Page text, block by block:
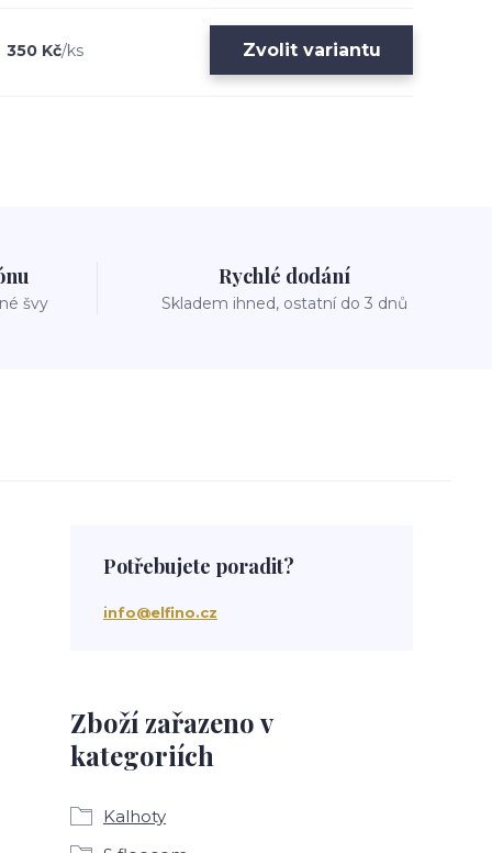
350 Kč/ks Zvolit variantu
švy
Rychlé dodání
Skladem ihned, ostatní do 3 dnů
Zboží zařazeno v
kategoriích
Kalhoty
Potřebujete poradit?
info@elfino.cz